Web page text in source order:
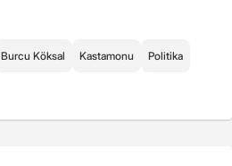
Burcu Köksal Kastamonu Politika